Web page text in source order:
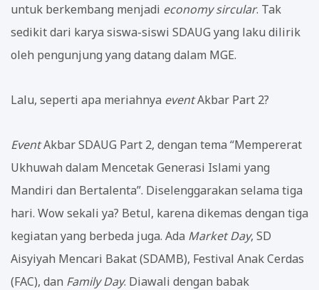
untuk berkembang menjadi economy sircular. Tak
sedikit dari karya siswa-siswi SDAUG yang laku dilirik
oleh pengunjung yang datang dalam MGE.
Lalu, seperti apa meriahnya eventAkbar Part 2?
EventAkbar SDAUG Part 2, dengan tema “Mempererat
Ukhuwah dalam Mencetak Generasi Islami yang
Mandiri dan Bertalenta”. Diselenggarakan selama tiga
hari. Wow sekali ya? Betul, karena dikemas dengan tiga
kegiatan yang berbeda juga. Ada Market Day, SD
Aisyiyah Mencari Bakat (SDAMB), Festival Anak Cerdas
(FAC), dan Family Day. Diawali dengan babak